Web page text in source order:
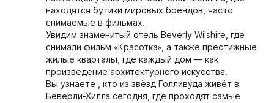
находятся бутики мировых брендов, часто
снимаемые в фильмах.
Увидим знаменитый отель Beverly Wilshire, где
снимали фильм «Красотка», а также престижные
жилые кварталы, где каждый дом — как
произведение архитектурного искусства.
Вы узнаете , кто из звёзд Голливуда живёт в
Беверли-Хиллз сегодня, где проходят самые